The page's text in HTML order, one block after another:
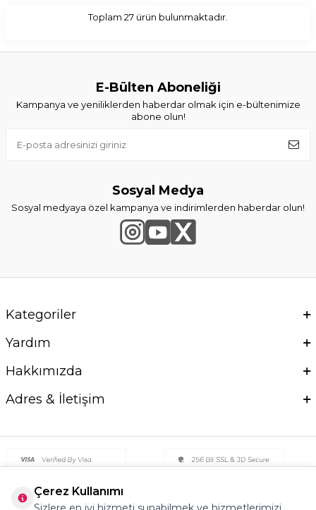
Toplam 27 ürün bulunmaktadır.
E-Bülten Aboneliği
Kampanya ve yeniliklerden haberdar olmak için e-bültenimize
abone olun!
Sosyal Medya
Sosyal medyaya özel kampanya ve indirimlerden haberdar olun!
Kategoriler
Yardım
Hakkımızda
Adres & İletişim
Çerez Kullanımı